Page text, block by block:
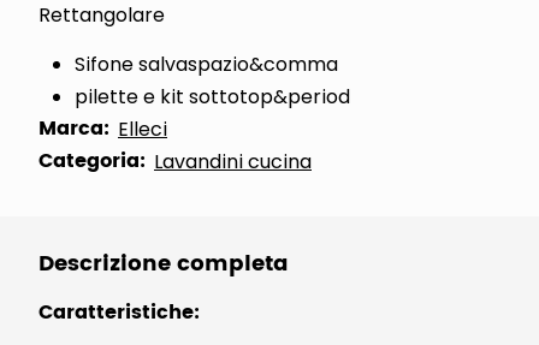
Rettangolare
Sifone salvaspazio&comma
pilette e kit sottotop&period
Marca: Elleci
Categoria: Lavandini cucina
Descrizione completa
Caratteristiche: